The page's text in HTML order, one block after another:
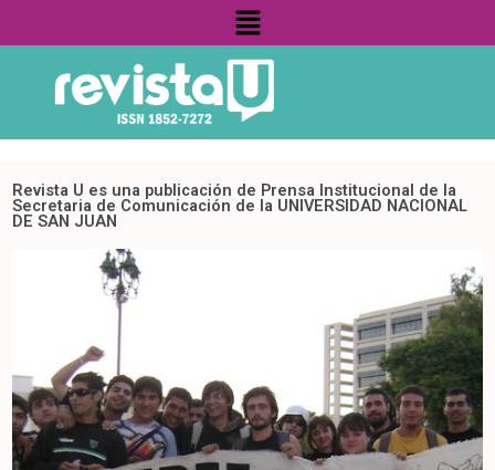
Menú
Revista U es una publicación de Prensa Institucional de la
Secretaria de Comunicación de la UNIVERSIDAD NACIONAL
DE SAN JUAN